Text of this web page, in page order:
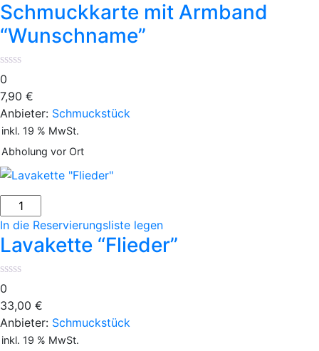
Schmuckkarte mit Armband
“Wunschname”
0
7,90 €
Anbieter: Schmuckstück
inkl. 19 % MwSt.
Abholung vor Ort
In die Reservierungsliste legen
Lavakette “Flieder”
0
33,00 €
Anbieter: Schmuckstück
inkl. 19 % MwSt.